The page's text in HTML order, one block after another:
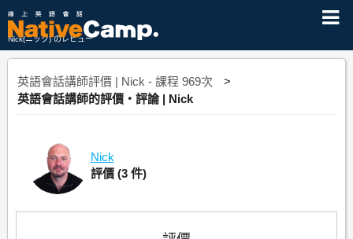
Nick(ニック) のレビュー
英語會話講師評價 | Nick - 課程 969次
英語會話講師的評價・評論 | Nick
Nick
評價 (3 件)